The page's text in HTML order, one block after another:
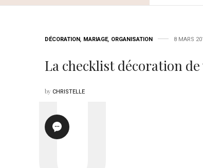
DÉCORATION, MARIAGE, ORGANISATION 8 MARS
La checklist décoration
by CHRISTELLE